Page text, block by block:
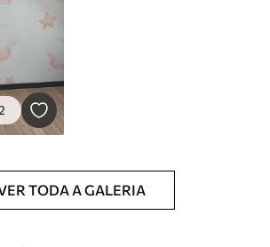
TODA A GALERIA